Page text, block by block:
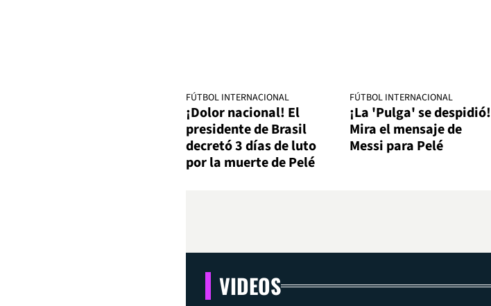
FÚTBOL INTERNACIONAL
¡Dolor nacional! El
presidente de Brasil
decretó 3 días de luto
por la muerte de Pelé
FÚTBOL INTERNACIONAL
¡La 'Pulga' se despidió!
Mira el mensaje de
Messi para Pelé
VIDEOS